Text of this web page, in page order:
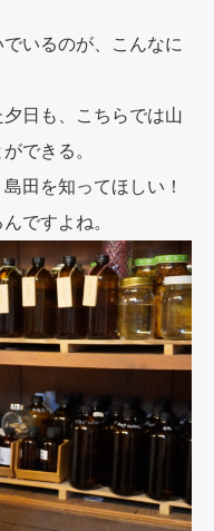
いるのが、こんなに
日も、こちらでは山
できる。
田を知ってほしい！
ですよね。